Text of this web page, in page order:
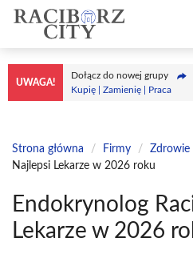
Przejdź
treści
UWAGA!
Dołącz do nowej grupy
Kupię | Zamienię | Praca
Strona główna / Firmy / Zdrowie
Najlepsi Lekarze w 2026 roku
Endokrynolog
Lekarze w 2026